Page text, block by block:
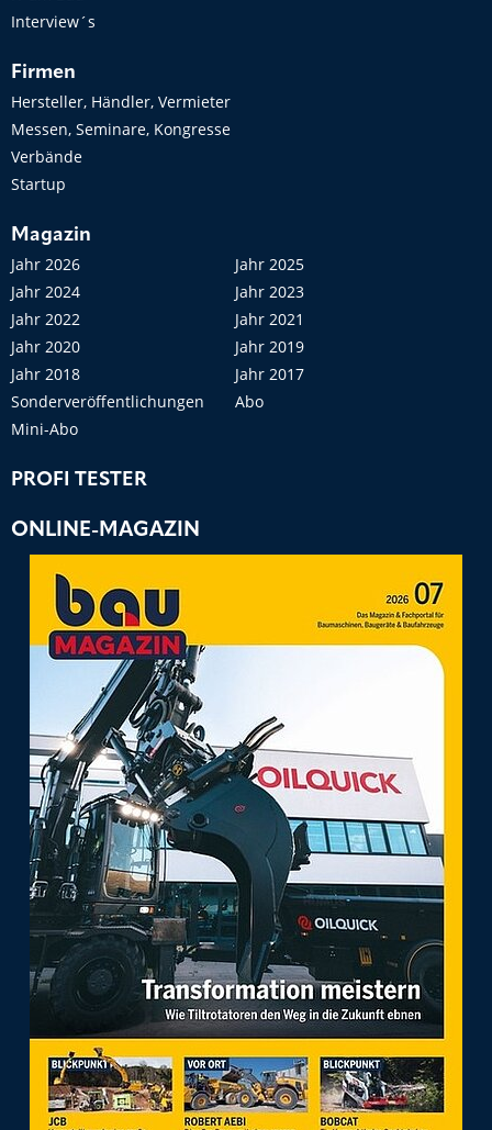
Interview´s
Firmen
Hersteller, Händler, Vermieter
Messen, Seminare, Kongresse
Verbände
Startup
Magazin
Jahr 2026
Jahr 2025
Jahr 2024
Jahr 2023
Jahr 2022
Jahr 2021
Jahr 2020
Jahr 2019
Jahr 2018
Jahr 2017
Sonderveröffentlichungen
Abo
Mini-Abo
PROFI TESTER
ONLINE-MAGAZIN